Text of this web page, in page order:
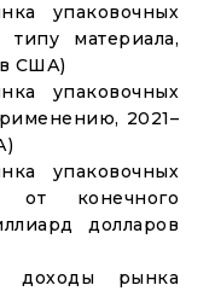
упаковочных
материала,
США)
упаковочных
2021–
упаковочных
от конечного
долларов
доходы рынка